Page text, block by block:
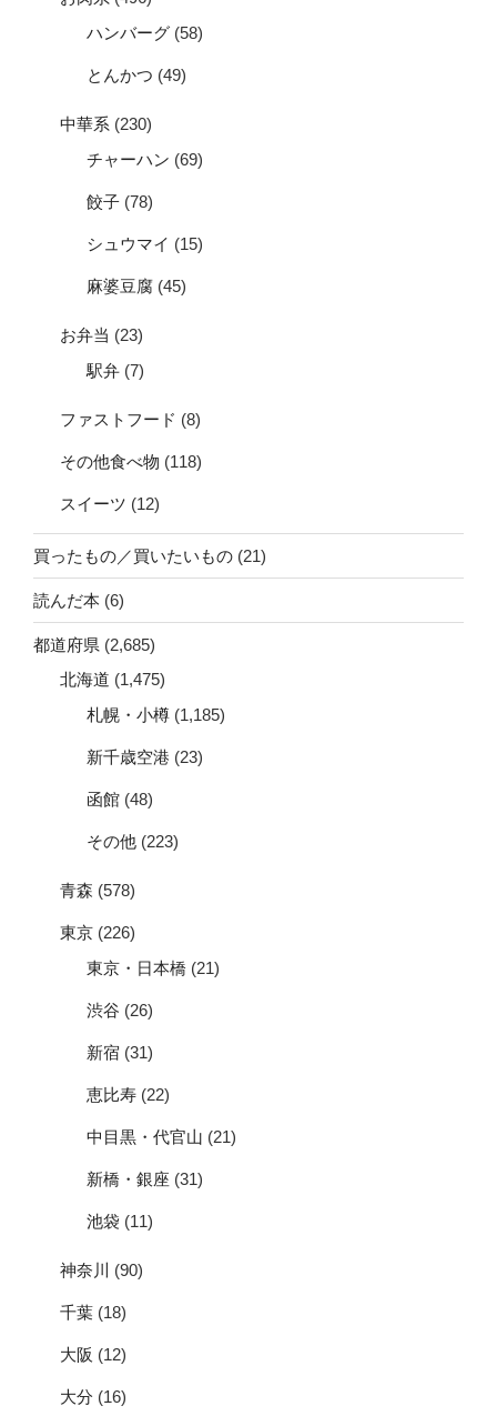
ハンバーグ (58)
とんかつ (49)
中華系 (230)
チャーハン (69)
餃子 (78)
シュウマイ (15)
麻婆豆腐 (45)
お弁当 (23)
駅弁 (7)
ファストフード (8)
その他食べ物 (118)
スイーツ (12)
買ったもの／買いたいもの (21)
読んだ本 (6)
都道府県 (2,685)
北海道 (1,475)
札幌・小樽 (1,185)
新千歳空港 (23)
函館 (48)
その他 (223)
青森 (578)
東京 (226)
東京・日本橋 (21)
渋谷 (26)
新宿 (31)
恵比寿 (22)
中目黒・代官山 (21)
新橋・銀座 (31)
池袋 (11)
神奈川 (90)
千葉 (18)
大阪 (12)
大分 (16)